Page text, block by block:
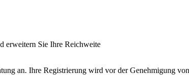
erweitern Sie Ihre Reichweite
an. Ihre Registrierung wird vor der Genehmigung